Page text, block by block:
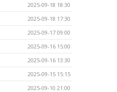
2025-09-18 18:30
2025-09-18 17:30
2025-09-17 09:00
2025-09-16 15:00
2025-09-16 13:30
2025-09-15 15:15
2025-09-10 21:00